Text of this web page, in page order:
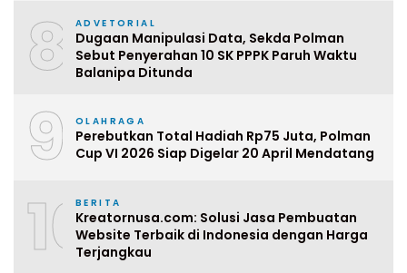
8 ADVETORIAL
Dugaan Manipulasi Data, Sekda Polman
Sebut Penyerahan 10 SK PPPK Paruh Waktu
Balanipa Ditunda
9 OLAHRAGA
Perebutkan Total Hadiah Rp75 Juta, Polman
Cup VI 2026 Siap Digelar 20 April Mendatang
10BERITA
Kreatornusa.com: Solusi Jasa Pembuatan
Website Terbaik di Indonesia dengan Harga
Terjangkau